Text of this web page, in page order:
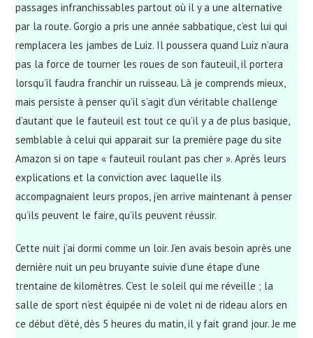
passages infranchissables partout où il y a une alternative
par la route. Gorgio a pris une année sabbatique, c’est lui qui
remplacera les jambes de Luiz. Il poussera quand Luiz n’aura
pas la force de tourner les roues de son fauteuil, il portera
lorsqu’il faudra franchir un ruisseau. Là je comprends mieux,
mais persiste à penser qu’il s’agit d’un véritable challenge
d’autant que le fauteuil est tout ce qu’il y a de plus basique,
semblable à celui qui apparait sur la première page du site
Amazon si on tape « fauteuil roulant pas cher ». Après leurs
explications et la conviction avec laquelle ils
accompagnaient leurs propos, j’en arrive maintenant à penser
qu’ils peuvent le faire, qu’ils peuvent réussir.
Cette nuit j’ai dormi comme un loir. J’en avais besoin après une
dernière nuit un peu bruyante suivie d’une étape d’une
trentaine de kilomètres. C’est le soleil qui me réveille ; la
salle de sport n’est équipée ni de volet ni de rideau alors en
ce début d’été, dès 5 heures du matin, il y fait grand jour. Je me